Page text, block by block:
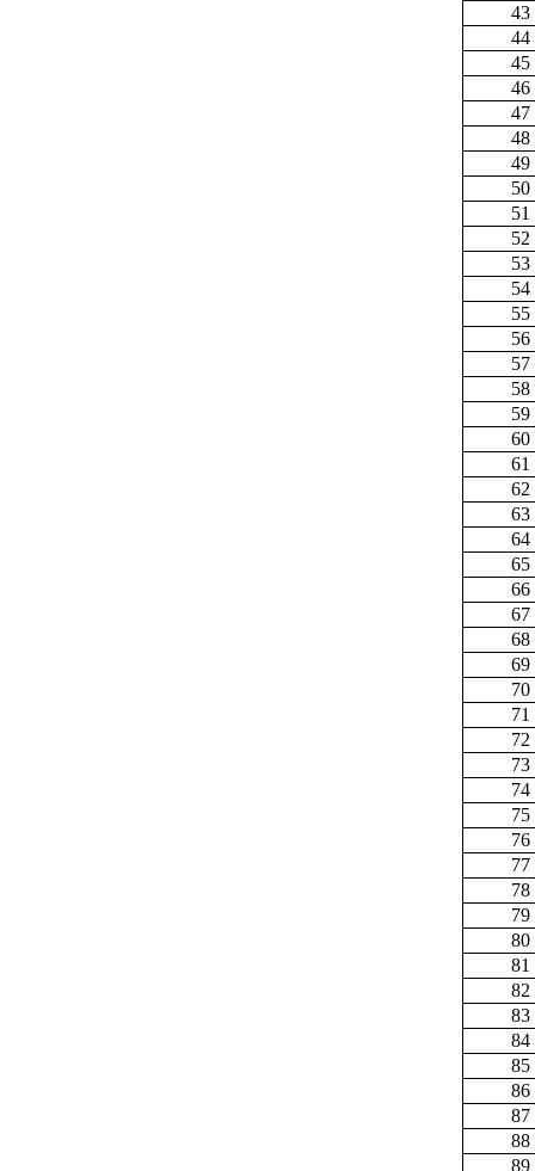
43
44
45
46
47
48
49
50
51
52
53
54
55
56
57
58
59
60
61
62
63
64
65
66
67
68
69
70
71
72
73
74
75
76
77
78
79
80
81
82
83
84
85
86
87
88
89